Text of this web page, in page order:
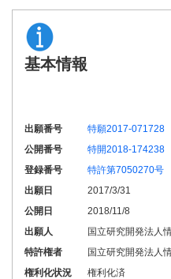
基本情報
出願番号
特願2017-071728
公開番号
特開2018-174238
登録番号
特許第7050270号
出願日
2017/3/31
公開日
2018/11/8
出願人
国立研究開発法人
特許権者
国立研究開発法人
権利化状況
権利化済